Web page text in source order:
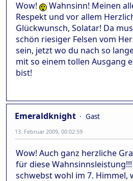
Wow!
Wahnsinn! Meinen
Respekt und vor allem
Glückwunsch, Solatar! Da
schön riesiger Felsen vom
sein, jetzt wo du nach so
mit so einem tollen Ausgang
bist!
Emeraldknight
Gast
13. Februar 2009, 00:02:59
Wow! Auch ganz herzliche
für diese
schwebst wohl im 7. Himmel,